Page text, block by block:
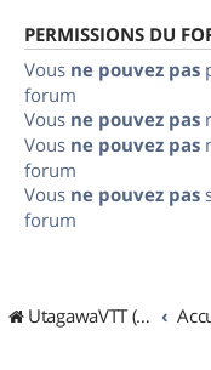
PERMISSIONS DU
Vous ne pouvez pas
forum
Vous ne pouvez pas
Vous ne pouvez pas
forum
Vous ne pouvez pas
forum
UtagawaVTT (Randos VTT et VTTAE avec traces GPS)